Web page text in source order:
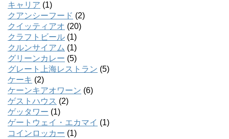
キャリア (1)
クアンシーフード (2)
クイッティアオ (20)
クラフトビール (1)
クルンサイアム (1)
グリーンカレー (5)
グレート上海レストラン (5)
ケーキ (2)
ケーンキアオワーン (6)
ゲストハウス (2)
ゲッタワー (1)
ゲートウェイ・エカマイ (1)
コインロッカー (1)